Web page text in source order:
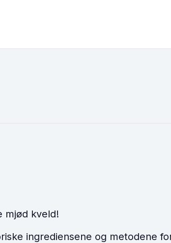
mjød kveld!
ingrediensene og metodene